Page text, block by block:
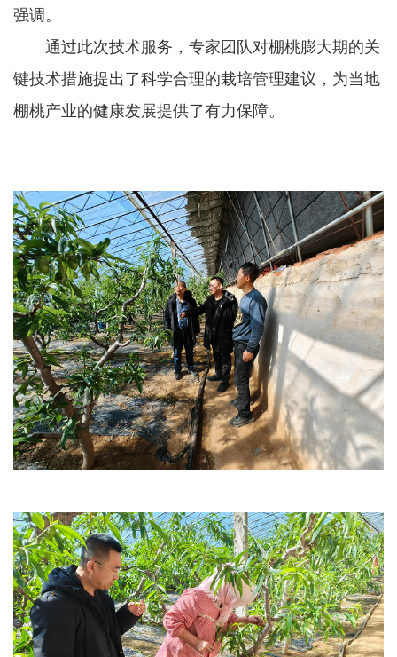
强调。
通过此次技术服务，专家团队对棚桃膨大期的关
键技术措施提出了科学合理的栽培管理建议，为当地
棚桃产业的健康发展提供了有力保障。